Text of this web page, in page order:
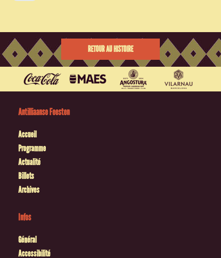
RETOUR AU HISTOIRE
Antilliaanse Feesten
Accueil
Programme
Actualité
Billets
Archives
Infos
Général
Accessibilité